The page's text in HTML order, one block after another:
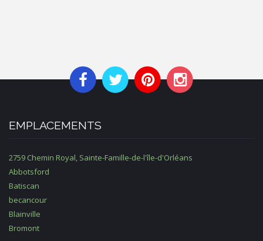
EMPLACEMENTS
2759 Chemin Royal, Sainte-Famille-de-l'île-d'Orléans
Abbotsford
Batiscan
becancour
Blainville
Bromont